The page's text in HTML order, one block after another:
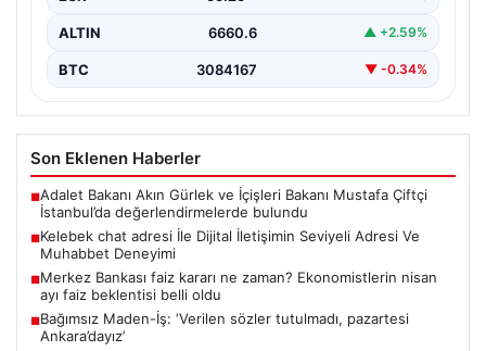
ALTIN 6660.6 ▲ +2.59%
BTC 3084167 ▼ -0.34%
Son Eklenen Haberler
■Adalet Bakanı Akın Gürlek ve İçişleri Bakanı Mustafa Çiftçi
İstanbul’da değerlendirmelerde bulundu
■Kelebek chat adresi İle Dijital İletişimin Seviyeli Adresi Ve
Muhabbet Deneyimi
■Merkez Bankası faiz kararı ne zaman? Ekonomistlerin nisan
ayı faiz beklentisi belli oldu
■Bağımsız Maden-İş: ‘Verilen sözler tutulmadı, pazartesi
Ankara’dayız’